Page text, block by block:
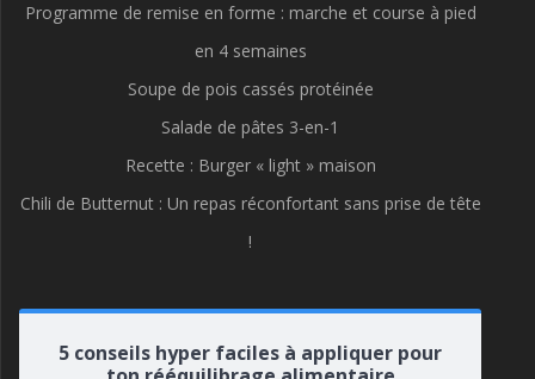
Programme de remise en forme : marche et course à pied
en 4 semaines
Soupe de pois cassés protéinée
Salade de pâtes 3-en-1
Recette : Burger « light » maison
Chili de Butternut : Un repas réconfortant sans prise de tête
!
5 conseils hyper faciles à appliquer pour